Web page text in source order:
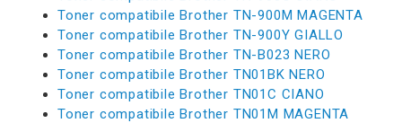
Toner compatibile Brother TN-900M MAGENTA
Toner compatibile Brother TN-900Y GIALLO
Toner compatibile Brother TN-B023 NERO
Toner compatibile Brother TN01BK NERO
Toner compatibile Brother TN01C CIANO
Toner compatibile Brother TN01M MAGENTA